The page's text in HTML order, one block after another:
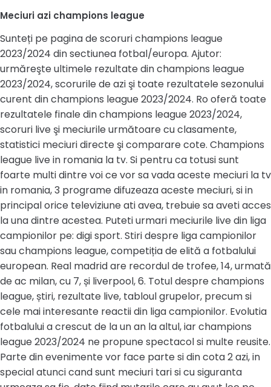
Meciuri azi champions league
Sunteți pe pagina de scoruri champions league
2023/2024 din sectiunea fotbal/europa. Ajutor:
urmăreşte ultimele rezultate din champions league
2023/2024, scorurile de azi şi toate rezultatele sezonului
curent din champions league 2023/2024. Ro oferă toate
rezultatele finale din champions league 2023/2024,
scoruri live şi meciurile următoare cu clasamente,
statistici meciuri directe şi comparare cote. Champions
league live in romania la tv. Si pentru ca totusi sunt
foarte multi dintre voi ce vor sa vada aceste meciuri la tv
in romania, 3 programe difuzeaza aceste meciuri, si in
principal orice televiziune ati avea, trebuie sa aveti acces
la una dintre acestea. Puteti urmari meciurile live din liga
campionilor pe: digi sport. Stiri despre liga campionilor
sau champions league, competiția de elită a fotbalului
european. Real madrid are recordul de trofee, 14, urmată
de ac milan, cu 7, și liverpool, 6. Totul despre champions
league, știri, rezultate live, tabloul grupelor, precum si
cele mai interesante reactii din liga campionilor. Evolutia
fotbalului a crescut de la un an la altul, iar champions
league 2023/2024 ne propune spectacol si multe reusite.
Parte din evenimente vor face parte si din cota 2 azi, in
special atunci cand sunt meciuri tari si cu siguranta